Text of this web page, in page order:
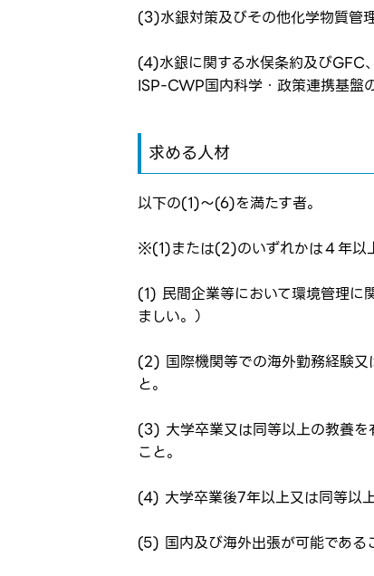
弊社
弊社
応募
ログイン
お気に入り
パスワード
※パスワー
(3)水銀対策及びその他化学物質管
(4)水銀に関する水俣条約及びGFC
ISP-CWP国内科学・政策連携基盤
求める人材
以下の(1)～(6)を満たす者。
※(1)または(2)のいずれかは４年以
(1) 民間企業等において環境管理に
ましい。）
(2) 国際機関等での海外勤務経験又
と。
(3) 大学卒業又は同等以上の教養を
こと。
(4) 大学卒業後7年以上又は同等以
(5) 国内及び海外出張が可能である